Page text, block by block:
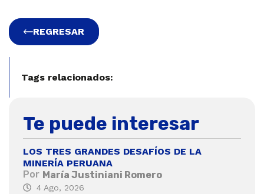
REGRESAR
Tags relacionados:
Te puede interesar
LOS TRES GRANDES DESAFÍOS DE LA
MINERÍA PERUANA
Por María Justiniani Romero
4 Ago, 2026